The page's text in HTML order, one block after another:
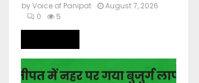
byVoice of Panipat
August 7, 2026
0
5